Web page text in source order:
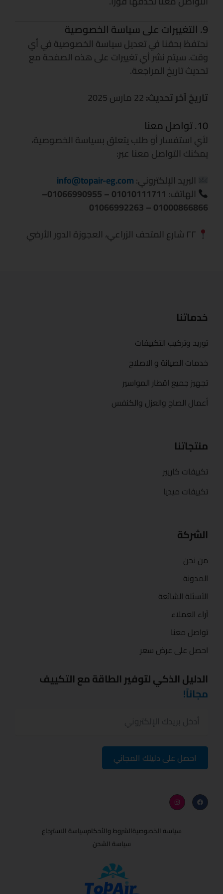
9. التغييرات على سياسة الخصوصية
نحتفظ بحقنا في تعديل سياسة الخصوصية في أي
وقت. سيتم نشر أي تغييرات على هذه الصفحة مع
تحديث تاريخ المراجعة.
تاريخ آخر تحديث:
10. تواصل معنا
لأي استفسار أو طلب يتعلق بسياسة الخصوصية،
يمكنك التواصل معنا عبر:
البريد الإلكتروني:info@topair-eg.com
الهاتف: 01010111711 –
01066990955
–
01000866866 –
01066992263
خدماتنا
توريد وتركيب التكييفات
خدمات الصيانة و الاصلاح
تجهيز جميع اقطار المواسير
أعمال الصاج والعزل والكنفس
منتجاتنا
تكييفات كاريير
تكييفات ميديا
الشركة
من نحن
المدونة
الأسئلة الشائعة
آراء العملاء
تواصل معنا
احصل على عرض سعر
الدليل الذكي لتوفير الطاقة مع التكييف
مجاناً!
احصل على دليلك المجاني
c
e
b
o
s
t
a
g
m
سياسة الخصوصيةالشروط والأحكامسياسة الاسترجاع
سياسة الشحن